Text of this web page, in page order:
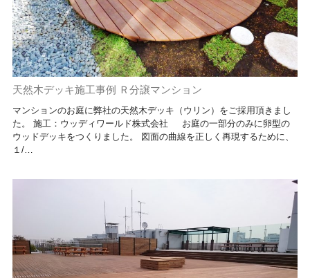
天然木デッキ施工事例 Ｒ分譲マンション
マンションのお庭に弊社の天然木デッキ（ウリン）をご採用頂きまし
た。 施工：ウッディワールド株式会社 お庭の一部分のみに卵型の
ウッドデッキをつくりました。 図面の曲線を正しく再現するために、
１/…